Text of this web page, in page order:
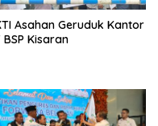
Asahan Geruduk Kantor
BSP Kisaran